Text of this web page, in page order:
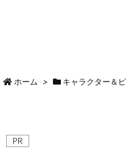
ホーム > キャラクター＆